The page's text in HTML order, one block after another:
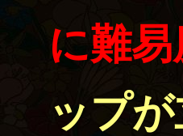
に難
ップ